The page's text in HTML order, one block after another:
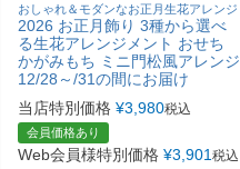
おしゃれ＆モダンなお正月生花アレンジ
2026 お正月飾り 3種から選べ
る生花アレンジメント おせち
かがみもち ミニ門松風アレンジ
12/28～/31の間にお届け
当店特別価格 ¥3,980税込
会員価格あり
Web会員様特別価格 ¥3,901 税込